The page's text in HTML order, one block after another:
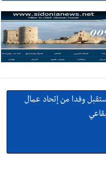
وفدا من إتحاد عمال
: إنقاذ حياة طفلين في
روتارية لعمليات قلب